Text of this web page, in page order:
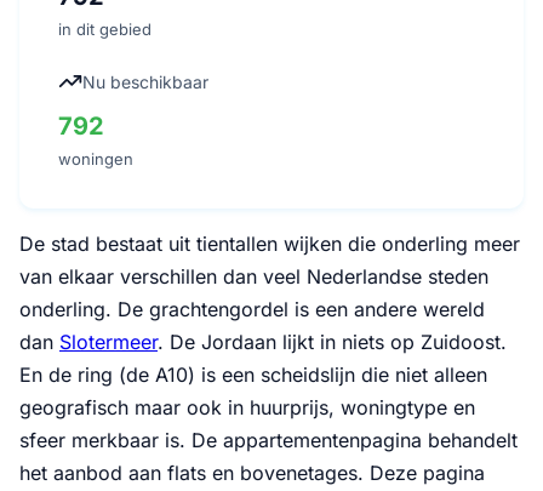
in dit gebied
Nu beschikbaar
792
woningen
De stad bestaat uit tientallen wijken die onderling meer
van elkaar verschillen dan veel Nederlandse steden
onderling. De grachtengordel is een andere wereld
dan Slotermeer. De Jordaan lijkt in niets op Zuidoost.
En de ring (de A10) is een scheidslijn die niet alleen
geografisch maar ook in huurprijs, woningtype en
sfeer merkbaar is. De appartementenpagina behandelt
het aanbod aan flats en bovenetages. Deze pagina